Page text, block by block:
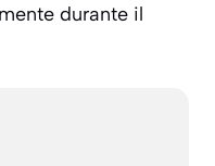
durante il